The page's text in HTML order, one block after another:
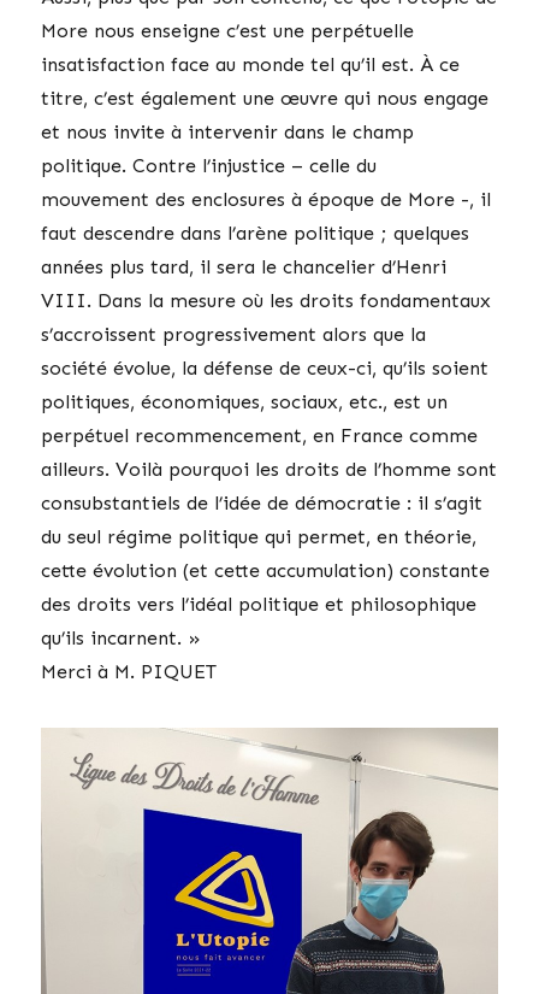
More nous enseigne c’est une perpétuelle
insatisfaction face au monde tel qu’il est. À ce
titre, c’est également une œuvre qui nous engage
et nous invite à intervenir dans le champ
politique. Contre l’injustice – celle du
mouvement des enclosures à époque de More -, il
faut descendre dans l’arène politique ; quelques
années plus tard, il sera le chancelier d’Henri
VIII. Dans la mesure où les droits fondamentaux
s’accroissent progressivement alors que la
société évolue, la défense de ceux-ci, qu’ils soient
politiques, économiques, sociaux, etc., est un
perpétuel recommencement, en France comme
ailleurs. Voilà pourquoi les droits de l’homme sont
consubstantiels de l’idée de démocratie : il s’agit
du seul régime politique qui permet, en théorie,
cette évolution (et cette accumulation) constante
des droits vers l’idéal politique et philosophique
qu’ils incarnent. »
Merci à M. PIQUET